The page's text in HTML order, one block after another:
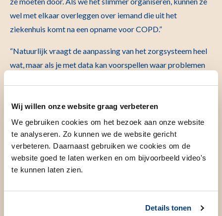
Wij willen onze website graag verbeteren
We gebruiken cookies om het bezoek aan onze website
te analyseren. Zo kunnen we de website gericht
verbeteren. Daarnaast gebruiken we cookies om de
website goed te laten werken en om bijvoorbeeld video's
te kunnen laten zien.
Details tonen
wel met elkaar overleggen over iemand die uit het
ziekenhuis komt na een opname voor COPD.”
“Natuurlijk vraagt de aanpassing van het zorgsysteem heel
wat, maar als je met data kan voorspellen waar problemen
realiseren. Uiteraard moet je zorgvuldig omgaan met data
en deze niet voor andere doeleinden gebruiken. Als iemand
niet wil dat de data gebruikt wordt, dan doen we dat ook
niet. Toch staan veel mensen hier wel welwillend in als het
hun gezondheid bevordert. Eén van zijn belangrijkste
waarden is toch de eigen gezondheid en de gezondheid van
naasten.”